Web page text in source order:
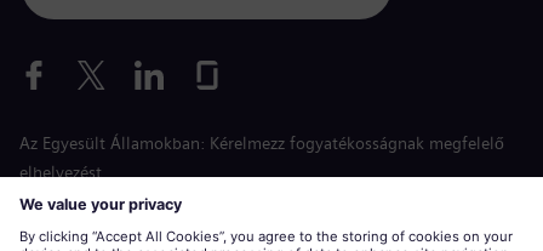
Az Egyesült Államokban: Kérelmezz fogyatékosságnak megfelelő
elhelyezést
Esélyegyenlőség a jelentkezés során
siemens-energy.comGlobális weboldal